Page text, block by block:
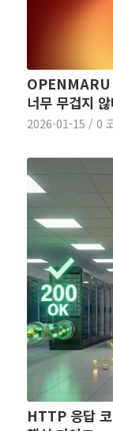
너무 무겁지
2026-01-15 / 0
HTTP 응답